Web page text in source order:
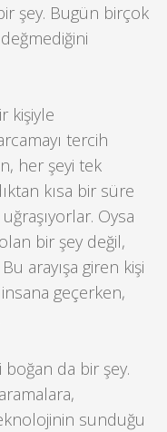
şey. Bugün birçok
kişiyle
tercih
her şeyi tek
kısa bir süre
Oysa
bir şey değil,
arayışa giren kişi
geçerken,
boğan da bir şey.
sunduğu